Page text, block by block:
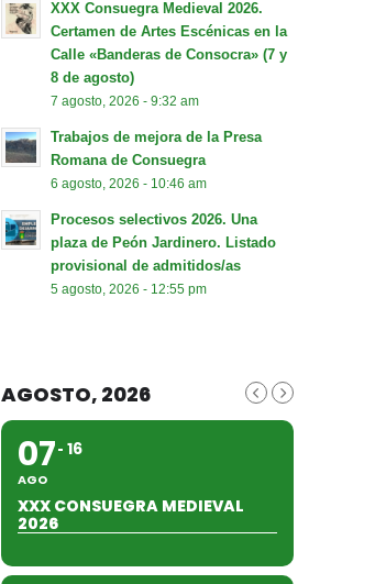
XXX Consuegra Medieval 2026.
Certamen de Artes Escénicas en la
Calle «Banderas de Consocra» (7 y
8 de agosto)
7 agosto, 2026 - 9:32 am
Trabajos de mejora de la Presa
Romana de Consuegra
6 agosto, 2026 - 10:46 am
Procesos selectivos 2026. Una
plaza de Peón Jardinero. Listado
provisional de admitidos/as
5 agosto, 2026 - 12:55 pm
AGOSTO, 2026
07
AGO
16
XXX CONSUEGRA MEDIEVAL
2026